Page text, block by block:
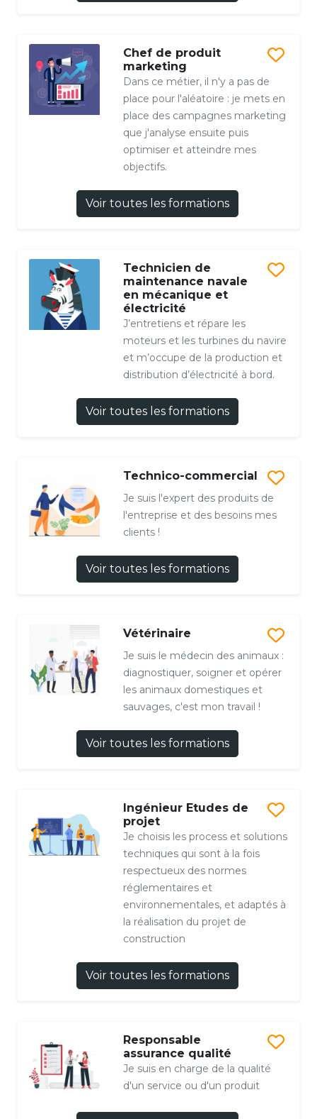
Chef de produit
marketing
Dans ce métier, il n'y a pas de
place pour l'aléatoire : je mets en
place des campagnes marketing
que j'analyse ensuite puis
optimiser et atteindre mes
objectifs.
Voir toutes les formations
Technicien de
maintenance navale
en mécanique et
électricité
J’entretiens et répare les
moteurs et les turbines du navire
et m’occupe de la production et
distribution d’électricité à bord.
Voir toutes les formations
Technico-commercial
Je suis l'expert des produits de
l'entreprise et des besoins mes
clients !
Voir toutes les formations
Vétérinaire
Je suis le médecin des animaux :
diagnostiquer, soigner et opérer
les animaux domestiques et
sauvages, c'est mon travail !
Voir toutes les formations
Ingénieur Etudes de
projet
Je choisis les process et solutions
techniques qui sont à la fois
respectueux des normes
réglementaires et
environnementales, et adaptés à
la réalisation du projet de
construction
Voir toutes les formations
Responsable
assurance qualité
Je suis en charge de la qualité
d'un service ou d'un produit